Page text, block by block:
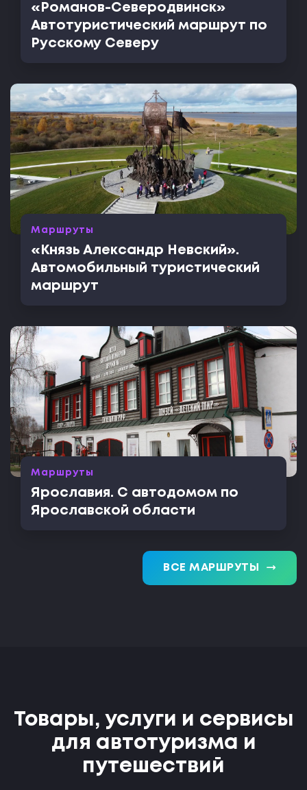
«Романов-Северодвинск»
Автотуристический маршрут по
Русскому Северу
Маршруты
«Князь Александр Невский».
Автомобильный туристический
маршрут
Маршруты
Ярославия. С автодомом по
Ярославской области
ВСЕ МАРШРУТЫ trending_flat
Товары, услуги и сервисы
для автотуризма и
путешествий